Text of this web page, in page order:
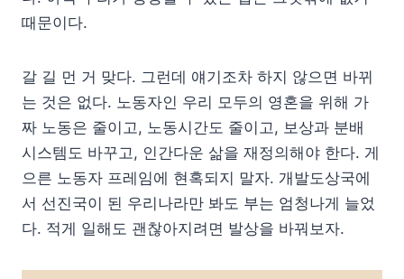
때문이다.
갈 길 먼 거 맞다. 그런데 얘기조차 하지 않으면 바뀌
는 것은 없다. 노동자인 우리 모두의 영혼을 위해 가
짜 노동은 줄이고, 노동시간도 줄이고, 보상과 분배
시스템도 바꾸고, 인간다운 삶을 재정의해야 한다. 게
으른 노동자 프레임에 현혹되지 말자. 개발도상국에
서 선진국이 된 우리나라만 봐도 부는 엄청나게 늘었
다. 적게 일해도 괜찮아지려면 발상을 바꿔보자.